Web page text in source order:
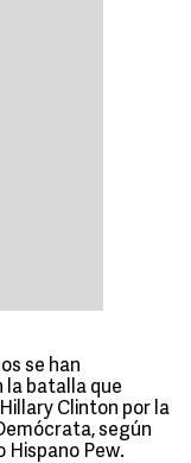
se han
la batalla que
Clinton por la
según
Hispano Pew.